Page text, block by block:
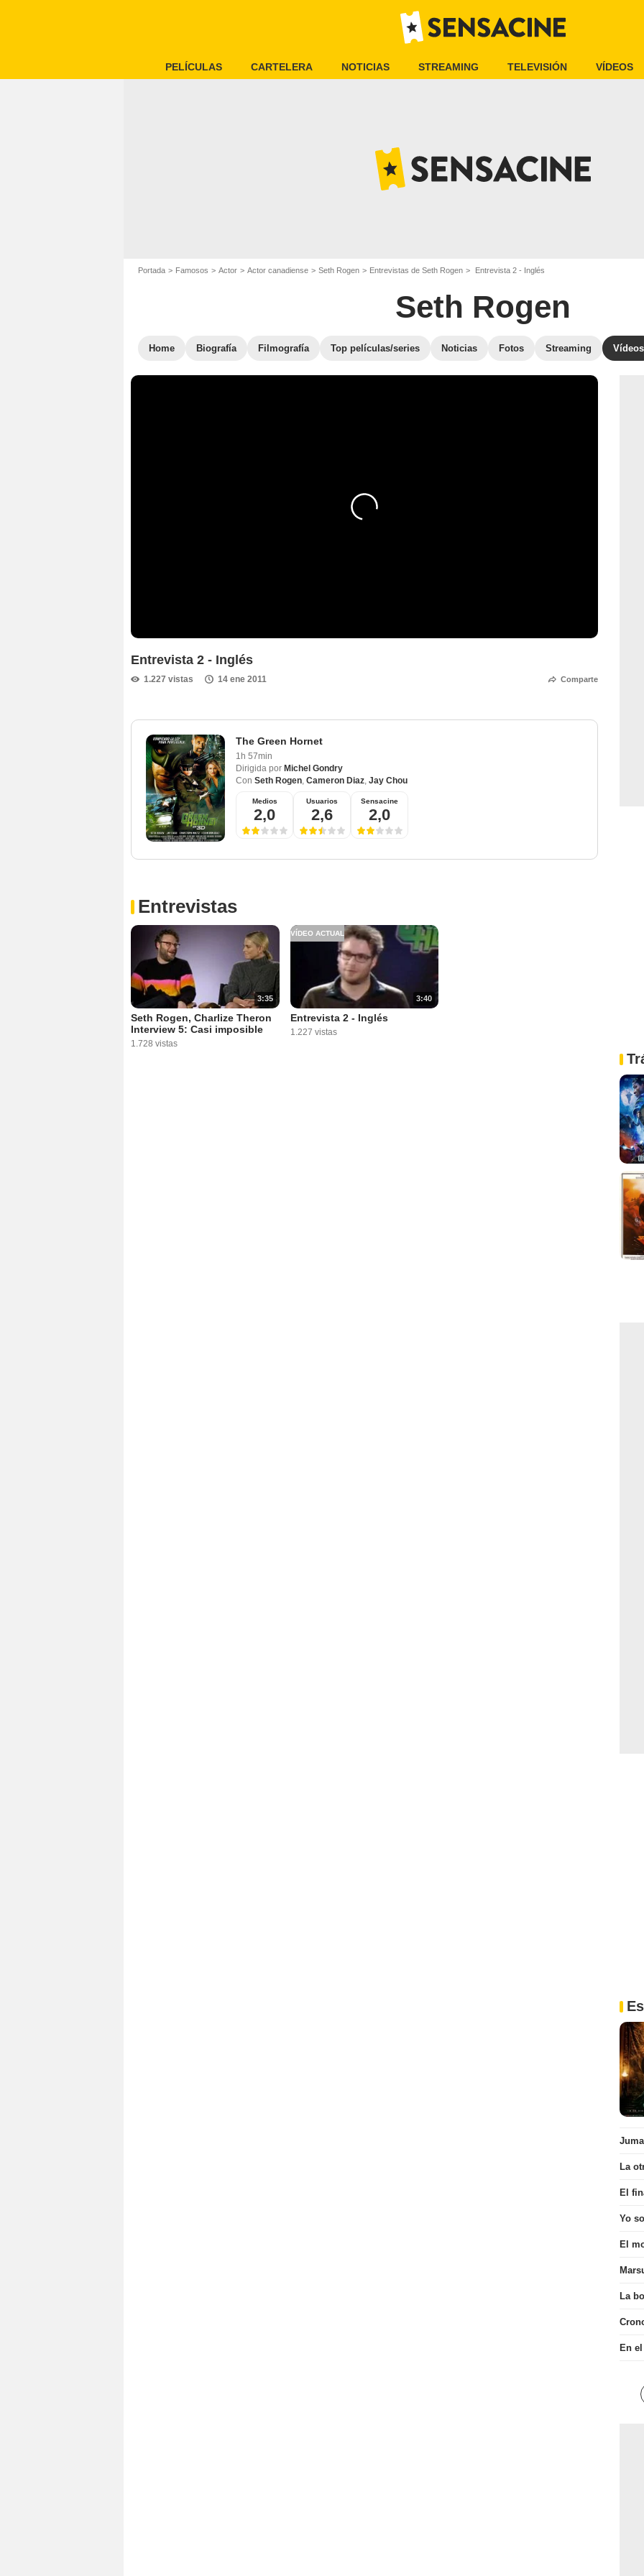
PELÍCULAS CARTELERA NOTICIAS STREAMING TELEVISIÓN VÍDEOS
Portada Famosos Actor Actor canadiense Seth Rogen Entrevistas de Seth Rogen Entrevista 2 - Inglés
Seth Rogen
Home Biografía Filmografía Top películas/series Noticias Fotos Streaming Vídeos
Entrevista 2 - Inglés
1.227 vistas 14 ene 2011 Comparte
The Green Hornet
1h 57min
Dirigida por Michel Gondry
Con Seth Rogen, Cameron Diaz, Jay Chou
Medios
2,0
Usuarios
2,6
Sensacine
2,0
Entrevistas
3:35
Seth Rogen, Charlize Theron
Interview 5: Casi imposible
1.728 vistas
3:40
VÍDEO ACTUAL
Entrevista 2 - Inglés
1.227 vistas
La
El
Yo
El
La
En